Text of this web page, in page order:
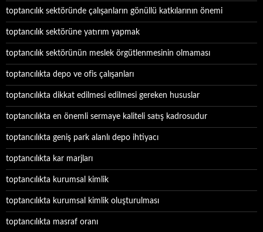
toptancılık sektöründe çalışanların gönüllü katkılarının önemi
toptancılık sektörüne yatırım yapmak
toptancılık sektörünün meslek örgütlenmesinin olmaması
toptancılıkta depo ve ofis çalışanları
toptancılıkta dikkat edilmesi edilmesi gereken hususlar
toptancılıkta en önemli sermaye kaliteli satış kadrosudur
toptancılıkta geniş park alanlı depo ihtiyacı
toptancılıkta kar marjları
toptancılıkta kurumsal kimlik
toptancılıkta kurumsal kimlik oluşturulması
toptancılıkta masraf oranı